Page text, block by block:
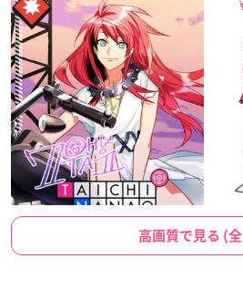
高画質で見る (